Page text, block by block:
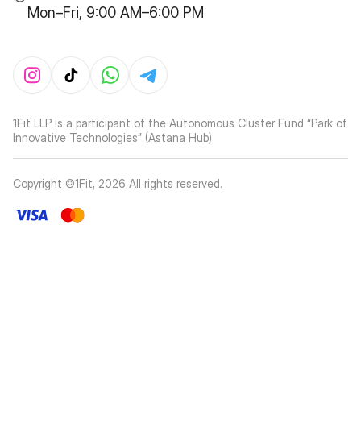
Mon–Fri, 9:00 AM–6:00 PM
1Fit LLP is a participant of the Autonomous Cluster Fund “Park of
Innovative Technologies” (Astana Hub)
Copyright ©1Fit, 2026 All rights reserved.